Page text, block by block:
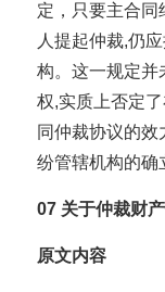
定，只要主合同
人提起仲裁,仍
构。这一规定并
权,实质上否定
同仲裁协议的效
纷管辖机构的确
07 关于仲裁财
原文内容